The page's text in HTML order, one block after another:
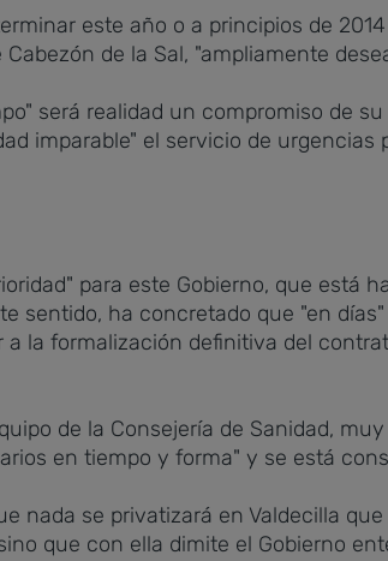
este año o a principios de
de la Sal, "ampliamente
será realidad un compromiso de
imparable" el servicio de
para este Gobierno, que está
sentido, ha concretado que "en
la formalización definitiva del
de la Consejería de Sanidad,
en tiempo y forma" y se está
nada se privatizará en Valdecilla
que con ella dimite el Gobierno